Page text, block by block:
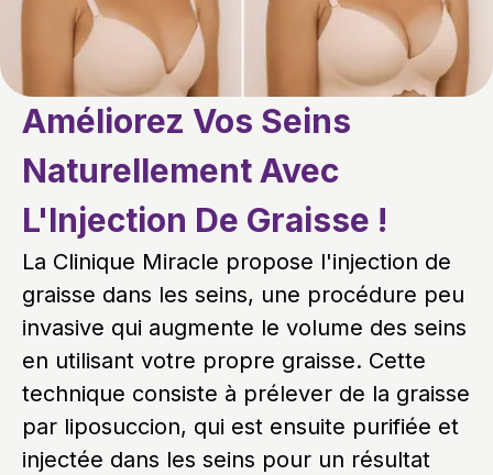
Améliorez Vos Seins
Naturellement Avec
L'Injection De Graisse !
La Clinique Miracle propose l'injection de
graisse dans les seins, une procédure peu
invasive qui augmente le volume des seins
en utilisant votre propre graisse. Cette
technique consiste à prélever de la graisse
par liposuccion, qui est ensuite purifiée et
injectée dans les seins pour un résultat